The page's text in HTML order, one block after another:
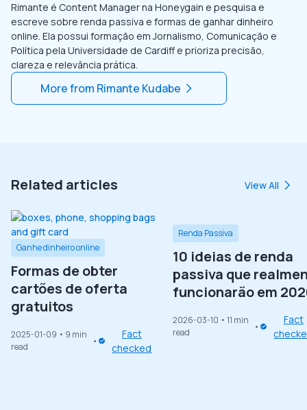
Rimante é Content Manager na Honeygain e pesquisa e
escreve sobre renda passiva e formas de ganhar dinheiro
online. Ela possui formação em Jornalismo, Comunicação e
Política pela Universidade de Cardiff e prioriza precisão,
clareza e relevância prática.
More from Rimante Kudabe
Related articles View All
Ganhe dinheiro online
Formas de obter
cartões de oferta
gratuitos
2025-01-09 • 9 min
read
Fact
checked
Renda Passiva
10 ideias de renda
passiva que
funcionarão em
2026-03-10 • 11 min
read
Fact